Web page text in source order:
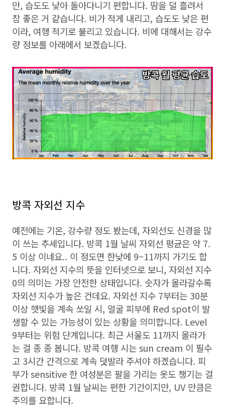
만, 습도도 낮아 돌아다니기 편합니다. 땀을 덜 흘려서
참 좋은 거 같습니다. 비가 적게 내리고, 습도도 낮은 편
이라, 여행 적기로 불리고 있습니다. 비에 대해서는 강수
량 정보를 아래에서 보겠습니다.
방콕 자외선 지수
예전에는 기온, 강수량 정도 봤는데, 자외선도 신경을 많
이 쓰는 추세입니다. 방콕 1월 날씨 자외선 평균은 약 7.
5 이상 이네요.. 이 정도면 한낮에 9~11까지 가기도 합
니다. 자외선 지수의 뜻을 인터넷으로 보니, 자외선 지수
0의 의미는 가장 안전한 상태입니다. 숫자가 올라갈수록
자외선 지수가 높은 건데요. 자외선 지수 7부터는 30분
이상 햇빛을 계속 쏘일 시, 얼굴 피부에 Red spot이 발
생할 수 있는 가능성이 있는 상황을 의미합니다. Level
9부터는 위험 단계입니다. 최근 서울도 11까지 올라가
는 걸 종 종 봅니다. 방콕 여행 시는 sun cream 이 필수
고 3시간 간격으로 계속 덧발라 주셔야 하겠습니다. 피
부가 sensitive 한 여성분은 팔을 가리는 옷도 챙기는 걸
권합니다. 방콕 1월 날씨는 편한 기간이지만, UV 만큼은
주의를 요합니다.